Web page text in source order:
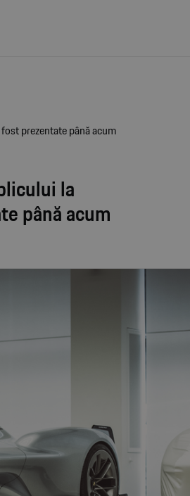
prezentate până acum
la
până acum